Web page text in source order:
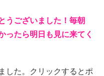
うございました！毎朝
ったら明日も見に来てく
した。クリックするとポ